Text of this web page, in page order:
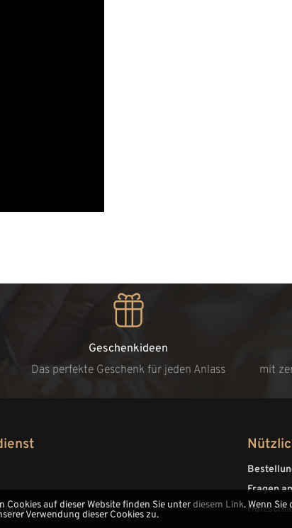
Geschenkideen
Das perfekte Geschenk für jeden Anlass
mit
Fragen
Cookies auf dieser Website finden Sie unterdiesem Link. Wenn Sie
Verwendung dieser Cookies zu.